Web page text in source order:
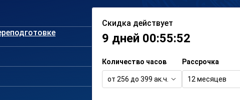
Скидка действует
9 дней 00:55:52
Количество часов
от 256 до 399 ак.ч.
Рассрочка
12 месяцев